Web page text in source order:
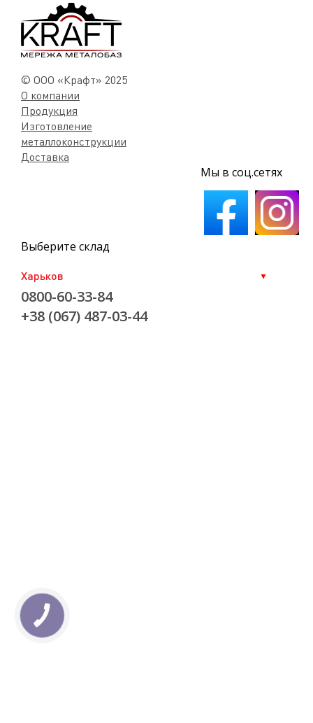
© ООО «Крафт» 2025
О компании
Продукция
Изготовление
металлоконструкции
Доставка
Мы в соц.сетях
Выберите склад
0800-60-33-84
+38 (067) 487-03-44